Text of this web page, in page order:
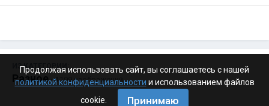
ИЗ КАТЕГОРИИ:
Разное · 4 199 изображений
Продолжая использовать сайт, вы соглашаетесь с нашей
политикой конфиденциальности и использованием файлов
cookie.
Принимаю